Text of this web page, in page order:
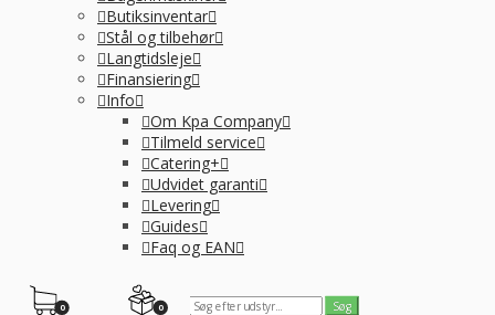
Butiksinventar
Stål og tilbehør
Langtidsleje
Finansiering
Info
Om Kpa Company
Tilmeld service
Catering+
Udvidet garanti
Levering
Guides
Faq og EAN
0
0